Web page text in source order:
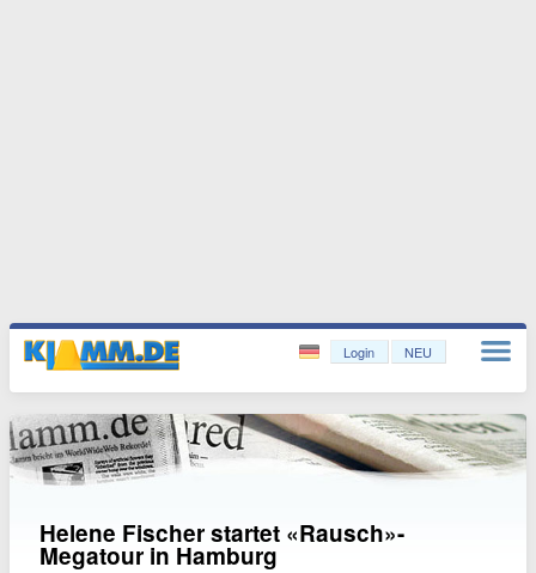
Login NEU
Helene Fischer startet «Rausch»-
Megatour in Hamburg